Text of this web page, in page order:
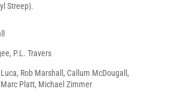
Streep).
P.L. Travers
Rob Marshall, Callum McDougall,
Platt, Michael Zimmer